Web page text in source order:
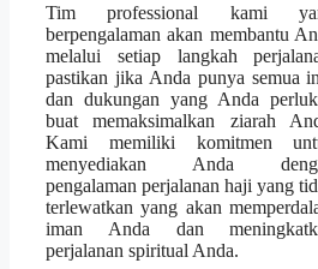
Tim professional kami
berpengalaman akan membantu
melalui setiap langkah
pastikan jika Anda punya semua
dan dukungan yang Anda
buat memaksimalkan ziarah
Kami memiliki komitmen
menyediakan Anda
pengalaman perjalanan haji yang
terlewatkan yang akan
iman Anda dan
perjalanan spiritual Anda.